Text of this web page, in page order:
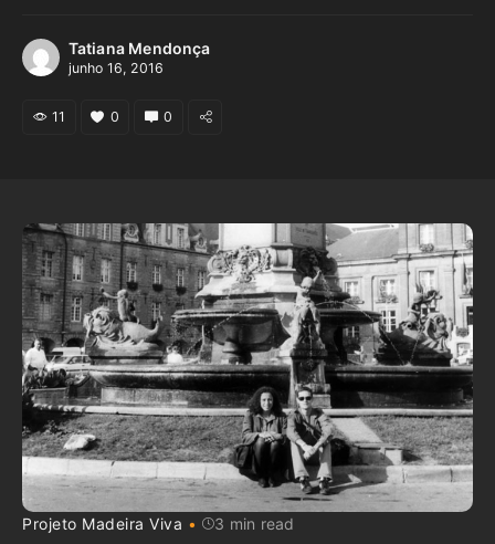
4 de junho, Olga e …
Tatiana Mendonça
junho 16, 2016
11 0 0
Projeto Madeira Viva 3 min read